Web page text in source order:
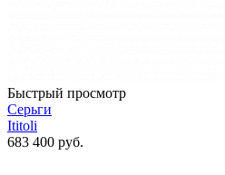
Быстрый просмотр
Серьги
Ititoli
683 400 руб.